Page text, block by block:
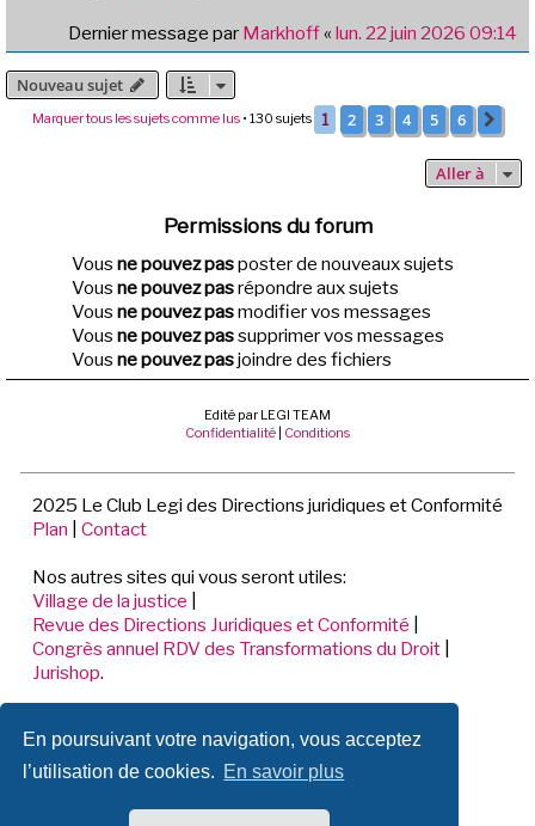
En poursuivant votre navigation, vous acceptez
l’utilisation de cookies. En savoir plus
Dernier message par Markhoff« lun. 22 juin 2026 09:14
Nouveau sujet
Marquer tous les sujets comme lus• 130 sujets 1 2 3 4 5 6
Aller à
Permissions du forum
Vous ne pouvez pasposter de nouveaux sujets
Vous ne pouvez pasrépondre aux sujets
Vous ne pouvez pasmodifier vos messages
Vous ne pouvez passupprimer vos messages
Vous ne pouvez pasjoindre des fichiers
Edité par LEGI TEAM
Confidentialité Conditions
2025 Le Club Legi des Directions juridiques et Conformité
Plan
Contact
Nos autres sites qui vous seront utiles:
Village de la justice
Revue des Directions Juridiques et Conformité
Congrès annuel RDV des Transformations du Droit
Jurishop.
198 Avenue de Verdun
92441 ISSY LES MOULINEAUX CEDEX